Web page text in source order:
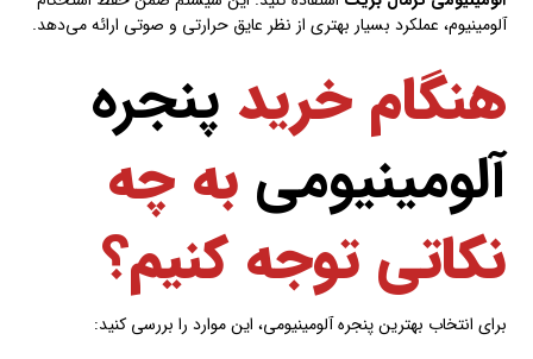
آلومینیوم، عملکرد بسیار بهتری از نظر عایق حرارتی و صوتی ارائه می‌دهد.
هنگام خرید پنجره
آلومینیومی به چه
نکاتی توجه کنیم؟
برای انتخاب بهترین پنجره آلومینیومی، این موارد را بررسی کنید: